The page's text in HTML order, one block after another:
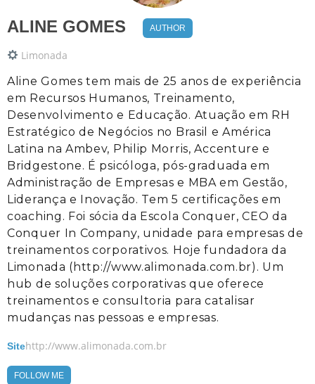
ALINE GOMES AUTHOR
Limonada
Aline Gomes tem mais de 25 anos de experiência
em Recursos Humanos, Treinamento,
Desenvolvimento e Educação. Atuação em RH
Estratégico de Negócios no Brasil e América
Latina na Ambev, Philip Morris, Accenture e
Bridgestone. É psicóloga, pós-graduada em
Administração de Empresas e MBA em Gestão,
Liderança e Inovação. Tem 5 certificações em
coaching. Foi sócia da Escola Conquer, CEO da
Conquer In Company, unidade para empresas de
treinamentos corporativos. Hoje fundadora da
Limonada (http://www.alimonada.com.br). Um
hub de soluções corporativas que oferece
treinamentos e consultoria para catalisar
mudanças nas pessoas e empresas.
Sitehttp://www.alimonada.com.br
FOLLOW ME